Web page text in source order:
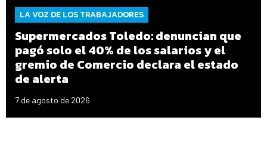
LA VOZ DE LOS TRABAJADORES
Supermercados Toledo: denuncian que
pagó solo el 40% de los salarios y el
gremio de Comercio declara el estado
de alerta
7 de agosto de 2026